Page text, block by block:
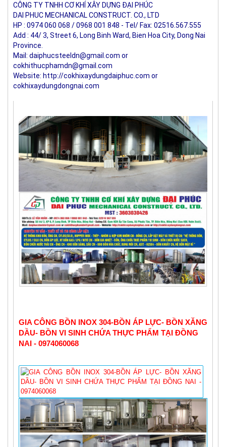
CÔNG TY TNHH CƠ KHÍ XÂY DỰNG ĐẠI PHÚC
DAI PHUC MECHANICAL CONSTRUCT. CO., LTD
HP : 0974 060 068 / 0968 001 848 - Tel/ Fax: 02516.567.555
Add : 44/ 3, Street 6, Long Binh Ward, Bien Hoa City, Dong Nai
Province.
Mail: daiphucsteeldn@gmail.com or
cokhithucphamdn@gmail.com
Website: http://cokhixaydungdaiphuc.com or
cokhixaydungdongnai.com
GIA CÔNG BỒN INOX 304-BỒN ÁP LỰC- BỒN XĂNG
DẦU- BỒN VI SINH CHỨA THỰC PHẨM TẠI ĐỒNG
NAI - 0974060068